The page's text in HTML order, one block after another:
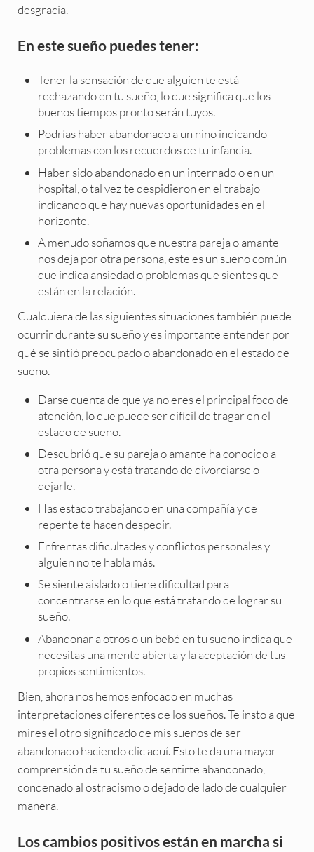
desgracia.
En este sueño puedes tener:
Tener la sensación de que alguien te está
rechazando en tu sueño, lo que significa que los
buenos tiempos pronto serán tuyos.
Podrías haber abandonado a un niño indicando
problemas con los recuerdos de tu infancia.
Haber sido abandonado en un internado o en un
hospital, o tal vez te despidieron en el trabajo
indicando que hay nuevas oportunidades en el
horizonte.
A menudo soñamos que nuestra pareja o amante
nos deja por otra persona, este es un sueño común
que indica ansiedad o problemas que sientes que
están en la relación.
Cualquiera de las siguientes situaciones también puede
ocurrir durante su sueño y es importante entender por
qué se sintió preocupado o abandonado en el estado de
sueño.
Darse cuenta de que ya no eres el principal foco de
atención, lo que puede ser difícil de tragar en el
estado de sueño.
Descubrió que su pareja o amante ha conocido a
otra persona y está tratando de divorciarse o
dejarle.
Has estado trabajando en una compañía y de
repente te hacen despedir.
Enfrentas dificultades y conflictos personales y
alguien no te habla más.
Se siente aislado o tiene dificultad para
concentrarse en lo que está tratando de lograr su
sueño.
Abandonar a otros o un bebé en tu sueño indica que
necesitas una mente abierta y la aceptación de tus
propios sentimientos.
Bien, ahora nos hemos enfocado en muchas
interpretaciones diferentes de los sueños. Te insto a que
mires el otro significado de mis sueños de ser
abandonado haciendo clic aquí. Esto te da una mayor
comprensión de tu sueño de sentirte abandonado,
condenado al ostracismo o dejado de lado de cualquier
manera.
Los cambios positivos están en marcha si